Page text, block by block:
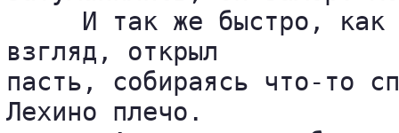
И так же быстро,
взгляд, открыл
пасть, собираясь что-то
Лехино плечо.